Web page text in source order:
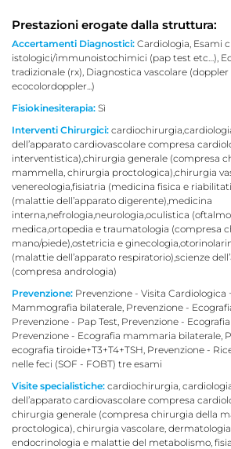
Prestazioni erogate dalla struttura:
Accertamenti Diagnostici: Cardiologia, Esami
istologici/immunoistochimici (pap test etc…),
tradizionale (rx), Diagnostica vascolare
ecocolordoppler...)
Fisiokinesiterapia: Sì
Interventi Chirurgici:
dell’apparato cardiovascolare compresa
interventistica),chirurgia generale (compresa
mammella, chirurgia proctologica),chirurgia
venereologia,fisiatria (medicina fisica e
(malattie dell’apparato digerente),medicina
interna,nefrologia,neurologia,oculistica
medica,ortopedia e traumatologia (compresa
mano/piede),ostetricia e
(malattie dell’apparato respiratorio),scienze
(compresa andrologia)
Prevenzione: Prevenzione - Visita Cardiologica
Mammografia bilaterale, Prevenzione -
Prevenzione - Pap Test, Prevenzione -
Prevenzione - Ecografia mammaria bilaterale,
ecografia tiroide+T3+T4+TSH, Prevenzione -
nelle feci (SOF - FOBT) tre esami
Visite specialistiche: cardiochirurgia,
dell’apparato cardiovascolare compresa
chirurgia generale (compresa chirurgia della
proctologica), chirurgia vascolare, dermatologia
endocrinologia e malattie del metabolismo,